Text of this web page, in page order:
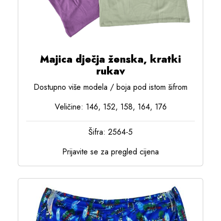
Majica dječja ženska, kratki
rukav
Dostupno više modela / boja pod istom šifrom
Veličine: 146, 152, 158, 164, 176
Šifra: 2564-5
Prijavite se za pregled cijena